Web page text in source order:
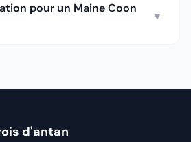
pour un Maine Coon
▼
d'antan